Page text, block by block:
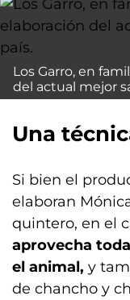
Los Garro, en
del actual mejor
Una
Si bien el
elaboran
quintero, en el
aprovecha
el animal, y
de chancho y